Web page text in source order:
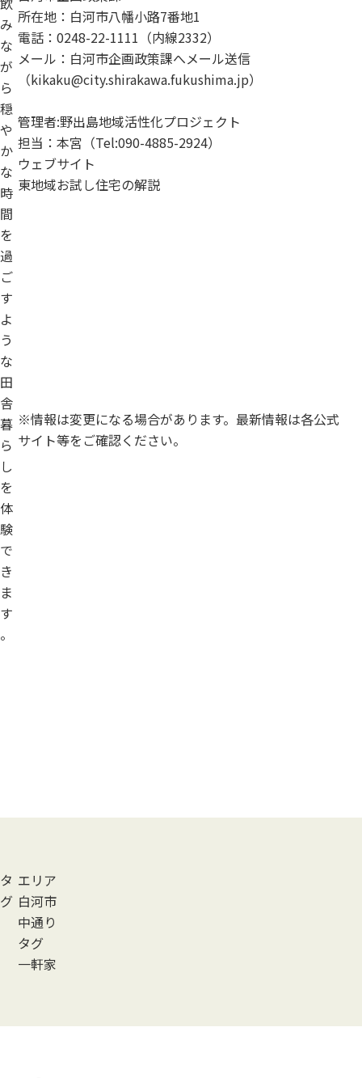
み
な
が
ら
穏
や
か
な
時
間
を
過
ご
す
よ
う
な
田
舎
暮
ら
し
を
体
験
で
き
ま
す
。
所在地：白河市八幡小路7番地1
電話：0248-22-1111（内線2332）
メール：白河市企画政策課へメール送信
（kikaku@city.shirakawa.fukushima.jp）
管理者:野出島地域活性化プロジェクト
担当：本宮（Tel:090-4885-2924）
ウェブサイト
東地域お試し住宅の解説
※情報は変更になる場合があります。最新情報は各公式
サイト等をご確認ください。
タ
グ
エリア
白河市
中通り
タグ
一軒家